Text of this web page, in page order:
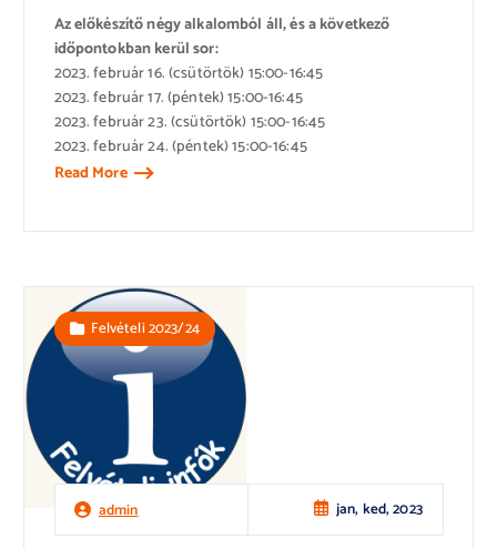
Az előkészítő négy alkalomból áll, és a következő
időpontokban kerül sor:
2023. február 16. (csütörtök) 15:00-16:45
2023. február 17. (péntek) 15:00-16:45
2023. február 23. (csütörtök) 15:00-16:45
2023. február 24. (péntek) 15:00-16:45
Read More
admin jan, ked, 2023
Felvételi 2023/24